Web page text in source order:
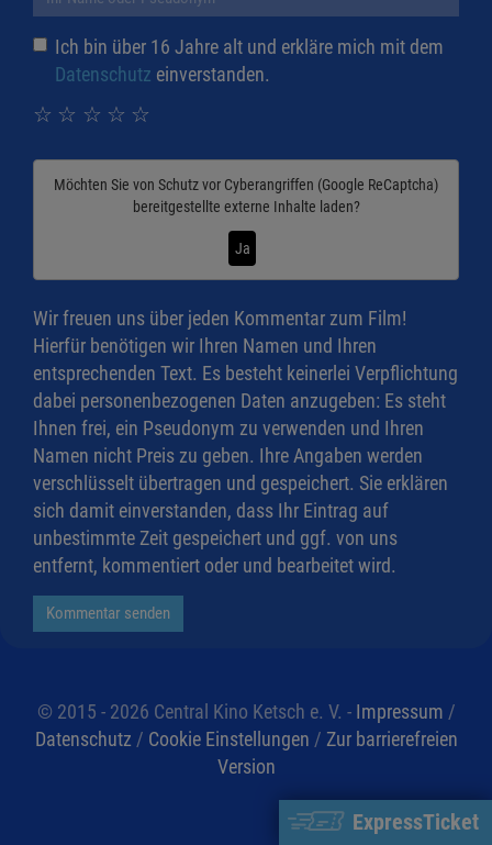
ExpressTicket
Ich bin über 16 Jahre alt und erkläre mich mit dem
Datenschutz einverstanden.
☆
☆
☆
☆
☆
Möchten Sie von Schutz vor Cyberangriffen (Google ReCaptcha)
bereitgestellte externe Inhalte laden?
Ja
Wir freuen uns über jeden Kommentar zum Film!
Hierfür benötigen wir Ihren Namen und Ihren
entsprechenden Text. Es besteht keinerlei Verpflichtung
dabei personenbezogenen Daten anzugeben: Es steht
Ihnen frei, ein Pseudonym zu verwenden und Ihren
Namen nicht Preis zu geben. Ihre Angaben werden
verschlüsselt übertragen und gespeichert. Sie erklären
sich damit einverstanden, dass Ihr Eintrag auf
unbestimmte Zeit gespeichert und ggf. von uns
entfernt, kommentiert oder und bearbeitet wird.
Kommentar senden
© 2015 - 2026 Central Kino Ketsch e. V. - Impressum /
Datenschutz / Cookie Einstellungen / Zur barrierefreien
Version